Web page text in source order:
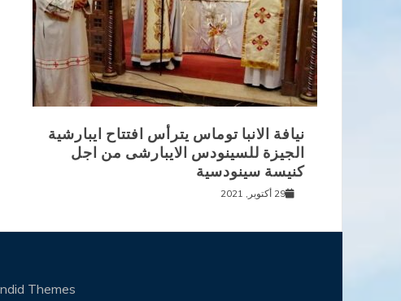
نيافة الانبا توماس يترأس افتتاح ايبارشية
الجيزة للسينودس الايبارشى من اجل
كنيسة سينودسية
29 أكتوبر, 2021
Themes